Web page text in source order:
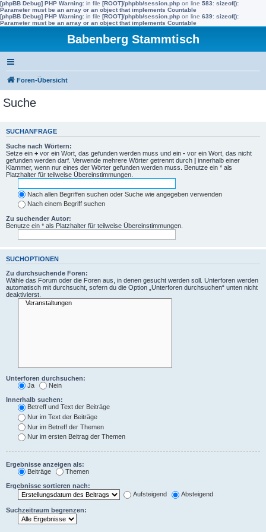
[phpBB Debug] PHP Warning: in file [ROOT]/phpbb/session.php on line 583: sizeof():
Parameter must be an array or an object that implements Countable
[phpBB Debug] PHP Warning: in file [ROOT]/phpbb/session.php on line 639: sizeof():
Parameter must be an array or an object that implements Countable
Babenberg Stammtisch
Foren-Übersicht
Suche
SUCHANFRAGE
Suche nach Wörtern:
Setze ein + vor ein Wort, das gefunden werden muss und ein - vor ein Wort, das nicht
gefunden werden darf. Verwende mehrere Wörter getrennt durch | innerhalb einer
Klammer, wenn nur eines der Wörter gefunden werden muss. Benutze ein * als
Platzhalter für teilweise Übereinstimmungen.
Nach allen Begriffen suchen oder Suche wie angegeben verwenden
Nach einem Begriff suchen
Zu suchender Autor:
Benutze ein * als Platzhalter für teilweise Übereinstimmungen.
SUCHOPTIONEN
Zu durchsuchende Foren:
Wähle das Forum oder die Foren aus, in denen gesucht werden soll. Unterforen werden
automatisch mit durchsucht, sofern du die Option „Unterforen durchsuchen“ unten nicht
deaktivierst.
Unterforen durchsuchen:
Ja
Nein
Innerhalb suchen:
Betreff und Text der Beiträge
Nur im Text der Beiträge
Nur im Betreff der Themen
Nur im ersten Beitrag der Themen
Ergebnisse anzeigen als:
Beiträge
Themen
Ergebnisse sortieren nach:
Aufsteigend
Absteigend
Suchzeitraum begrenzen: